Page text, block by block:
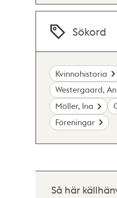
Sökord
Kvinnohistoria
Westergaard,
Möller, Ina
Föreningar
Så här